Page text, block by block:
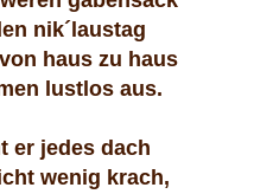
nik´laustag
haus zu haus
lustlos aus.
er jedes dach
wenig krach,